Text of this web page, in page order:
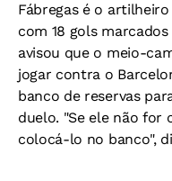
Fábregas é o
com 18 gols
avisou que o meio-
jogar contra o
banco de reservas
duelo. "Se ele não for
colocá-lo no banco",